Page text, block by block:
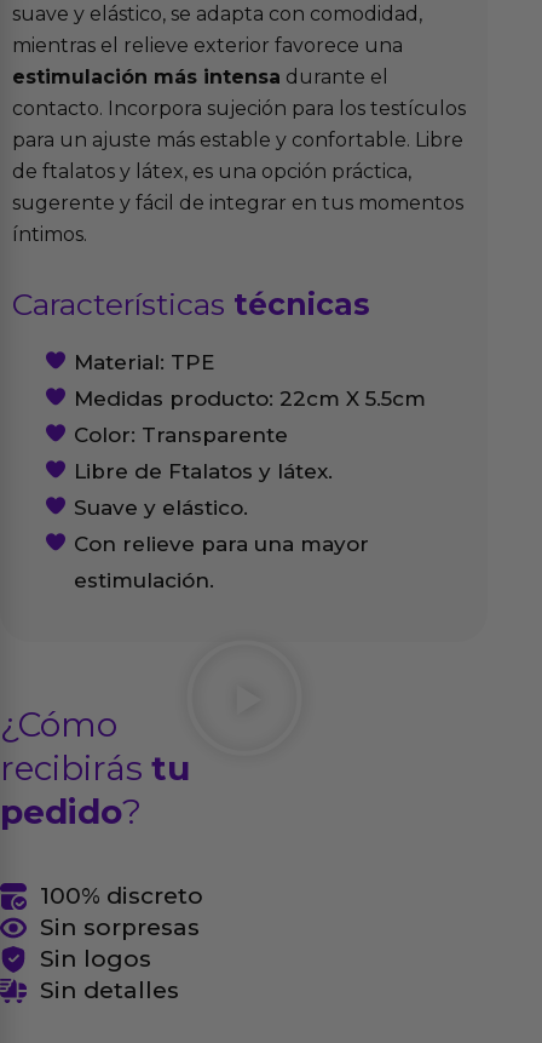
suave y elástico, se adapta con comodidad,
mientras el relieve exterior favorece una
estimulación más intensa durante el
contacto. Incorpora sujeción para los testículos
para un ajuste más estable y confortable. Libre
de ftalatos y látex, es una opción práctica,
sugerente y fácil de integrar en tus momentos
íntimos.
Características técnicas
Material: TPE
Medidas producto: 22cm X 5.5cm
Color: Transparente
Libre de Ftalatos y látex.
Suave y elástico.
Con relieve para una mayor
estimulación.
¿Cómo
recibirás tu
pedido?
100% discreto
Sin sorpresas
Sin logos
Sin detalles